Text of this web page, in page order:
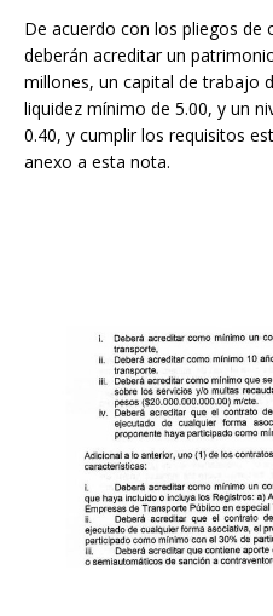
De acuerdo con los pliegos de
deberán acreditar un
millones, un capital de trabajo
liquidez mínimo de 5.00, y un
0.40, y cumplir los requisitos
anexo a esta nota.